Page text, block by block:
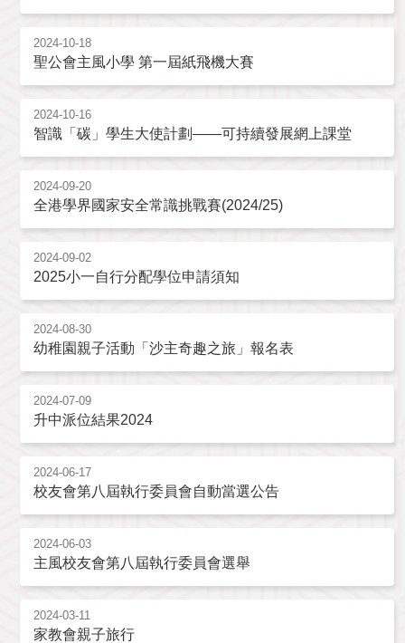
2024-10-18
聖公會主風小學 第一屆紙飛機大賽
2024-10-16
智識「碳」學生大使計劃——可持續發展網上課堂
2024-09-20
全港學界國家安全常識挑戰賽(2024/25)
2024-09-02
2025小一自行分配學位申請須知
2024-08-30
幼稚園親子活動「沙主奇趣之旅」報名表
2024-07-09
升中派位結果2024
2024-06-17
校友會第八屆執行委員會自動當選公告
2024-06-03
主風校友會第八屆執行委員會選舉
2024-03-11
家教會親子旅行